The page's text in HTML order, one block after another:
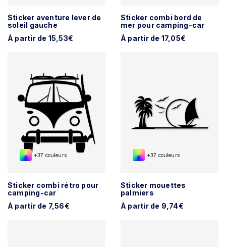
Sticker aventure lever de
soleil gauche
À partir de 15,53€
Sticker combi bord de
mer pour camping-car
À partir de 17,05€
+37 couleurs
Sticker combi rétro pour
camping-car
À partir de 7,56€
+37 couleurs
Sticker mouettes
palmiers
À partir de 9,74€